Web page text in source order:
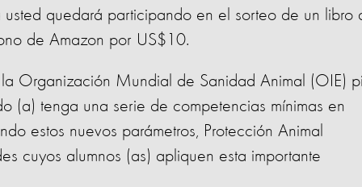
quedará participando en el sorteo de un libro
de Amazon por US$10.
Organización Mundial de Sanidad Animal (OIE)
(a) tenga una serie de competencias mínimas en
estos nuevos parámetros, Protección Animal
cuyos alumnos (as) apliquen esta importante